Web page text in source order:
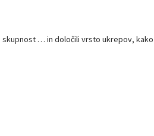
… in določili vrsto ukrepov,